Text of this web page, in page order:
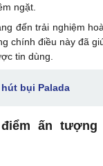
ngặt.
đến trải nghiệm
chính điều này đã
tin dùng.
hút bụi Palada
ấn tượng